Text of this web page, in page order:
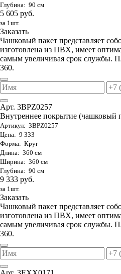
Глубина: 90 см
5 605 руб.
за 1шт.
Заказать
Чашковый пакет представляет
изготовлена из ПВХ, имеет
самым увеличивая срок службы.
360.
Арт. 3BPZ0257
Внутреннее покрытие (чашковый
Артикул: 3BPZ0257
Цена: 9 333
Форма: Круг
Длина: 360 см
Ширина: 360 см
Глубина: 90 см
9 333 руб.
за 1шт.
Заказать
Чашковый пакет представляет
изготовлена из ПВХ, имеет
самым увеличивая срок службы.
360.